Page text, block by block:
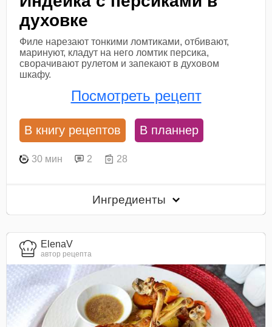
духовке
Филе нарезают тонкими ломтиками, отбивают,
маринуют, кладут на него ломтик персика,
сворачивают рулетом и запекают в духовом
шкафу.
Посмотреть рецепт
В книгу рецептов В планнер
30 мин 2 28
Ингредиенты
ElenaV
автор рецепта